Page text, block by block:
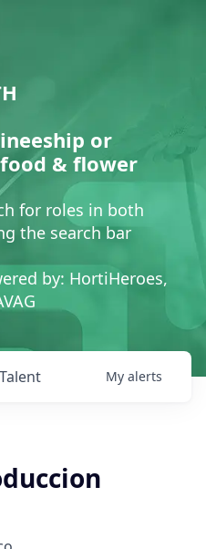
or
& flower
for roles in both
the search bar
by: HortiHeroes,
Talent My alerts